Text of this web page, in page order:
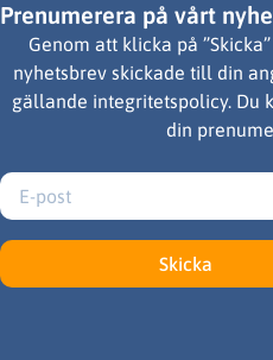
Prenumerera på vårt
Genom att klicka på
nyhetsbrev skickade till din
gällande integritetspolicy. Du
din
Skicka